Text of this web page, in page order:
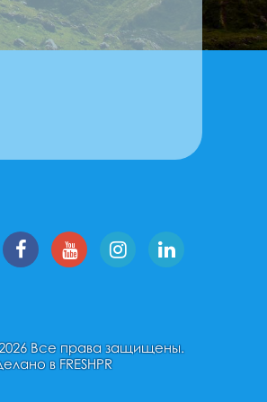
Все права защищены.
в FRESHPR